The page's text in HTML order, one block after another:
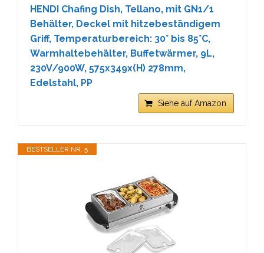
HENDI Chafing Dish, Tellano, mit GN1/1
Behälter, Deckel mit hitzebeständigem
Griff, Temperaturbereich: 30° bis 85°C,
Warmhaltebehälter, Buffetwärmer, 9L,
230V/900W, 575x349x(H) 278mm,
Edelstahl, PP
Siehe auf Amazon
BESTSELLER NR. 5